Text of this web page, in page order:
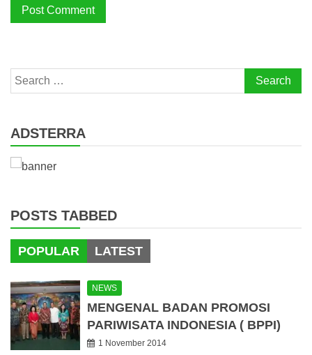
Search
for:
ADSTERRA
POSTS TABBED
POPULAR LATEST
NEWS
MENGENAL BADAN PROMOSI
PARIWISATA INDONESIA ( BPPI)
1 November 2014